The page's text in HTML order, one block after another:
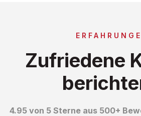
Zufriedene
4.95 von 5 Sterne aus 500+